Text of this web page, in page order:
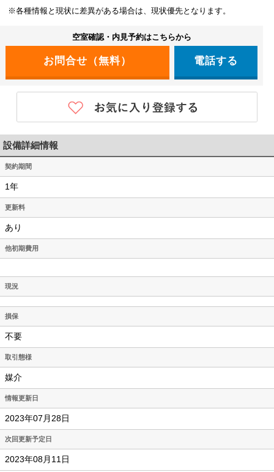
※各種情報と現状に差異がある場合は、現状優先となります。
空室確認・内見予約はこちらから
電話する
設備詳細情報
契約期間
1年
更新料
あり
他初期費用
現況
損保
不要
取引態様
媒介
情報更新日
2023年07月28日
次回更新予定日
2023年08月11日